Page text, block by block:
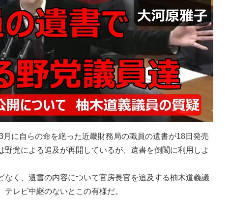
に自らの命を絶った近畿財務局の職員の遺書が18日発売
党による追及が再開しているが、遺書を倒閣に利用しよ
く、遺書の内容について官房長官を追及する柚木道義議
レビ中継のないとこの有様だ。